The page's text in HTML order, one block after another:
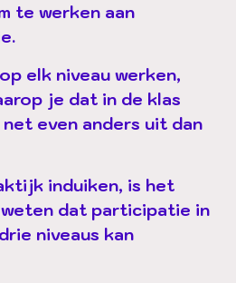
te werken aan
elk niveau werken,
je dat in de klas
even anders uit dan
induiken, is het
dat participatie in
niveaus kan